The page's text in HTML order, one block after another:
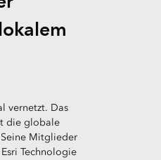
vernetzt. Das
die globale
Mitglieder
Technologie